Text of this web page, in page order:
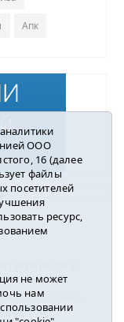
Апк
жизнь».
С.П.
ООО
16 (далее
файлы
посетителей
ресурс,
не может
нам